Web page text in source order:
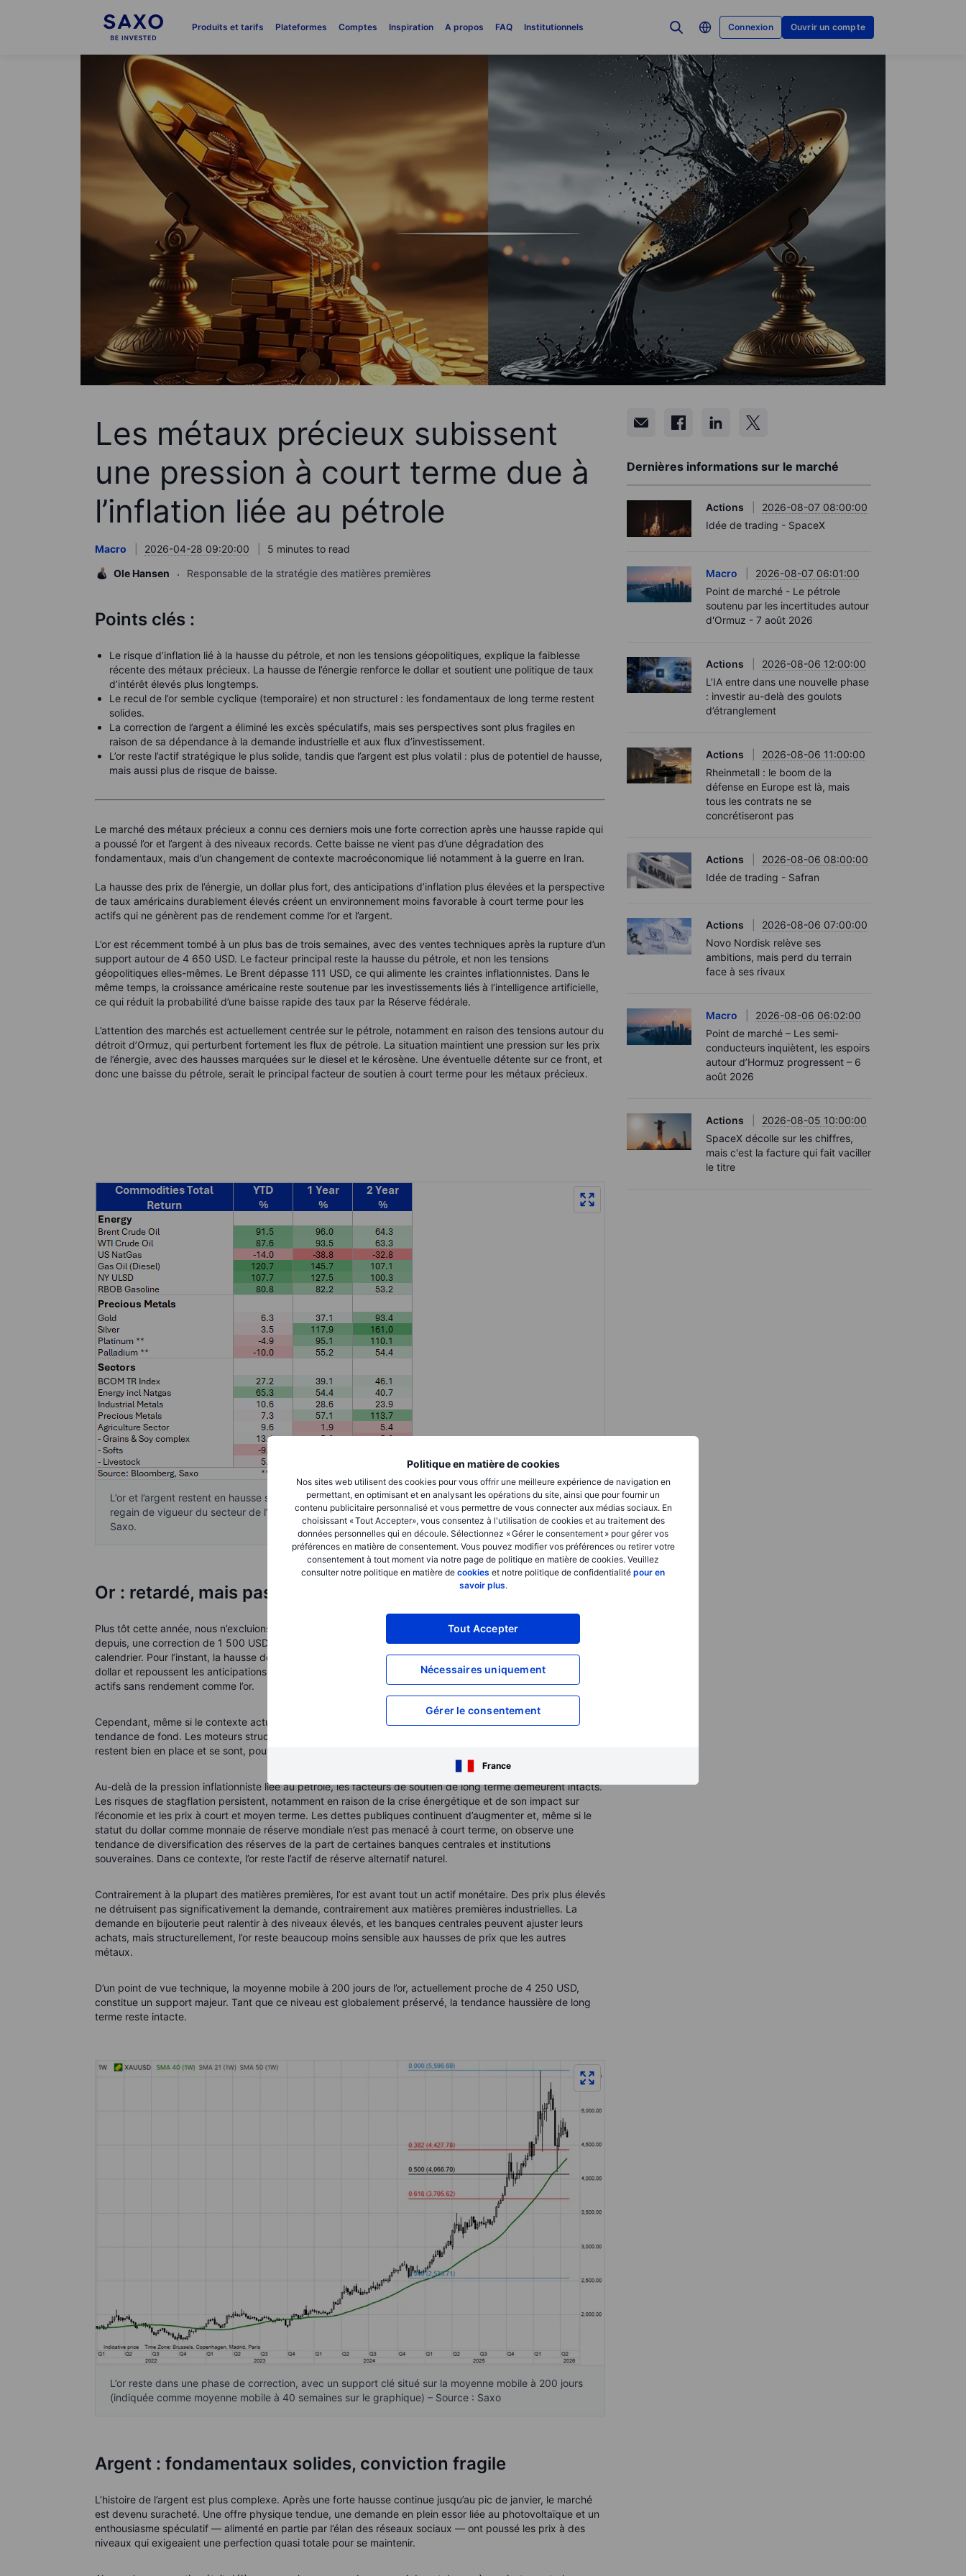
Produits et tarifs Plateformes Comptes Inspiration A propos FAQ Institutionnels Connexion Ouvrir un compte
Politique en matière de cookies
Nos sites web utilisent des cookies pour vous offrir une meilleure expérience de navigation en
permettant, en optimisant et en analysant les opérations du site, ainsi que pour fournir un
contenu publicitaire personnalisé et vous permettre de vous connecter aux médias sociaux. En
choisissant « Tout Accepter», vous consentez à l'utilisation de cookies et au traitement des
données personnelles qui en découle. Sélectionnez « Gérer le consentement » pour gérer vos
préférences en matière de consentement. Vous pouvez modifier vos préférences ou retirer votre
consentement à tout moment via notre page de politique en matière de cookies. Veuillez
consulter notre politique en matière de cookies et notre politique de confidentialité pour en
savoir plus.
Tout Accepter
Nécessaires uniquement
Gérer le consentement
France
Les métaux précieux subissent
une pression à court terme due à
l’inflation liée au pétrole
Macro 2026-04-28 09:20:00
5 minutes to read
Ole Hansen
Responsable de la stratégie des matières premières
Points clés :
Le risque d’inflation lié à la hausse du pétrole, et non les tensions géopolitiques, explique la faiblesse
récente des métaux précieux. La hausse de l’énergie renforce le dollar et soutient une politique de taux
d’intérêt élevés plus longtemps.
Le recul de l’or semble cyclique (temporaire) et non structurel : les fondamentaux de long terme restent
solides.
La correction de l’argent a éliminé les excès spéculatifs, mais ses perspectives sont plus fragiles en
raison de sa dépendance à la demande industrielle et aux flux d’investissement.
L’or reste l’actif stratégique le plus solide, tandis que l’argent est plus volatil : plus de potentiel de hausse,
mais aussi plus de risque de baisse.
Le marché des métaux précieux a connu ces derniers mois une forte correction après une hausse rapide qui
a poussé l’or et l’argent à des niveaux records. Cette baisse ne vient pas d’une dégradation des
fondamentaux, mais d’un changement de contexte macroéconomique lié notamment à la guerre en Iran.
La hausse des prix de l’énergie, un dollar plus fort, des anticipations d’inflation plus élevées et la perspective
de taux américains durablement élevés créent un environnement moins favorable à court terme pour les
actifs qui ne génèrent pas de rendement comme l’or et l’argent.
L’or est récemment tombé à un plus bas de trois semaines, avec des ventes techniques après la rupture d’un
support autour de 4 650 USD. Le facteur principal reste la hausse du pétrole, et non les tensions
géopolitiques elles-mêmes. Le Brent dépasse 111 USD, ce qui alimente les craintes inflationnistes. Dans le
même temps, la croissance américaine reste soutenue par les investissements liés à l’intelligence artificielle,
ce qui réduit la probabilité d’une baisse rapide des taux par la Réserve fédérale.
L’attention des marchés est actuellement centrée sur le pétrole, notamment en raison des tensions autour du
détroit d’Ormuz, qui perturbent fortement les flux de pétrole. La situation maintient une pression sur les prix
de l’énergie, avec des hausses marquées sur le diesel et le kérosène. Une éventuelle détente sur ce front, et
donc une baisse du pétrole, serait le principal facteur de soutien à court terme pour les métaux précieux.
L’or et l’argent restent en hausse sur l’année malgré les récentes corrections marquées, tandis que le
regain de vigueur du secteur de l’énergie recentre l’attention sur l’inflation – Source : Bloomberg &
Saxo.
Or : retardé, mais pas remis en cause
Plus tôt cette année, nous n’excluions pas un objectif de 6 000 USD pour l’or d’ici la fin de l’année, mais
depuis, une correction de 1 500 USD depuis le sommet à 5 595 USD a modifié à la fois la trajectoire et le
calendrier. Pour l’instant, la hausse des prix du pétrole et le choc inflationniste qui en découle renforcent le
dollar et repoussent les anticipations d’assouplissement monétaire, ce qui réduit à court terme l’attrait des
actifs sans rendement comme l’or.
Cependant, même si le contexte actuel constitue un frein à court terme, il ne remet pas en cause la
tendance de fond. Les moteurs structurels qui ont soutenu la hausse de l’or ces deux dernières années
restent bien en place et se sont, pour certains, renforcés.
Au-delà de la pression inflationniste liée au pétrole, les facteurs de soutien de long terme demeurent intacts.
Les risques de stagflation persistent, notamment en raison de la crise énergétique et de son impact sur
l’économie et les prix à court et moyen terme. Les dettes publiques continuent d’augmenter et, même si le
statut du dollar comme monnaie de réserve mondiale n’est pas menacé à court terme, on observe une
tendance de diversification des réserves de la part de certaines banques centrales et institutions
souveraines. Dans ce contexte, l’or reste l’actif de réserve alternatif naturel.
Contrairement à la plupart des matières premières, l’or est avant tout un actif monétaire. Des prix plus élevés
ne détruisent pas significativement la demande, contrairement aux matières premières industrielles. La
demande en bijouterie peut ralentir à des niveaux élevés, et les banques centrales peuvent ajuster leurs
achats, mais structurellement, l’or reste beaucoup moins sensible aux hausses de prix que les autres
métaux.
D’un point de vue technique, la moyenne mobile à 200 jours de l’or, actuellement proche de 4 250 USD,
constitue un support majeur. Tant que ce niveau est globalement préservé, la tendance haussière de long
terme reste intacte.
L’or reste dans une phase de correction, avec un support clé situé sur la moyenne mobile à 200 jours
(indiquée comme moyenne mobile à 40 semaines sur le graphique) – Source : Saxo
Argent : fondamentaux solides, conviction fragile
L’histoire de l’argent est plus complexe. Après une forte hausse continue jusqu’au pic de janvier, le marché
est devenu suracheté. Une offre physique tendue, une demande en plein essor liée au photovoltaïque et un
enthousiasme spéculatif — alimenté en partie par l’élan des réseaux sociaux — ont poussé les prix à des
niveaux qui exigeaient une perfection quasi totale pour se maintenir.
Dernières informations sur le marché
Actions
2026-08-07 08:00:00
Idée de trading - SpaceX
Macro
2026-08-07 06:01:00
Point de marché - Le pétrole
soutenu par les incertitudes autour
d'Ormuz - 7 août 2026
Actions
2026-08-06 12:00:00
L’IA entre dans une nouvelle phase
: investir au-delà des goulots
d’étranglement
Actions
2026-08-06 11:00:00
Rheinmetall : le boom de la
défense en Europe est là, mais
tous les contrats ne se
concrétiseront pas
Actions
2026-08-06 08:00:00
Idée de trading - Safran
Actions
2026-08-06 07:00:00
Novo Nordisk relève ses
ambitions, mais perd du terrain
face à ses rivaux
Macro
2026-08-06 06:02:00
Point de marché – Les semi-
conducteurs inquiètent, les espoirs
autour d’Hormuz progressent – 6
août 2026
Actions
2026-08-05 10:00:00
SpaceX décolle sur les chiffres,
mais c'est la facture qui fait vaciller
le titre